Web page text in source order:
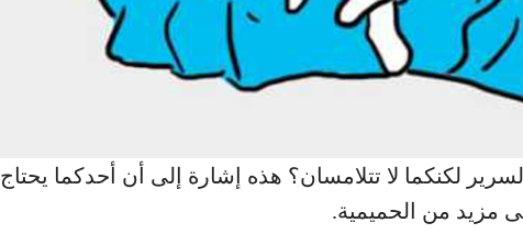
لكنكما لا تتلامسان؟ هذه إشارة إلى أن أحدكما يحتاج
مزيد من الحميمية.